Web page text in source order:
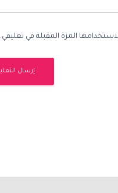
المرة المقبلة في تعليقي.